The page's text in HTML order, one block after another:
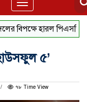
Toggle
navigation
হারল পিএসজি
৫’
৭৮ Time View